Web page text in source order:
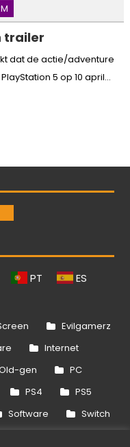
trailer
dat de actie/adventure
5 op 10 april...
PT ES
Evilgamerz
Internet
gen
PC
PS4
PS5
Software
Switch